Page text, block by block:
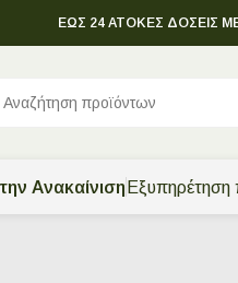
ΕΩΣ 24 ΑΤΟΚΕΣ ΔΟΣΕΙΣ
Ανακαίνιση Εξυπηρέτηση